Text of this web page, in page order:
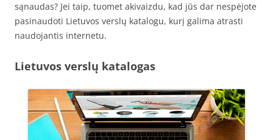
sąnaudas? Jei taip, tuomet akivaizdu, kad jūs dar nespėjote
pasinaudoti Lietuvos verslų katalogu, kurį galima atrasti
naudojantis internetu.
Lietuvos verslų katalogas